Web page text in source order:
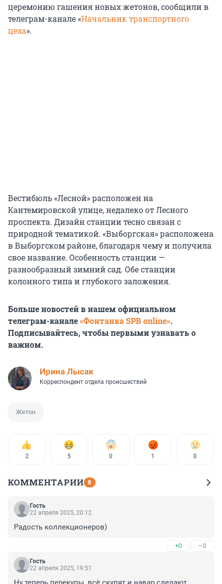
церемонию гашения новых жетонов, сообщили в
телеграм-канале «Начальник транспортного
цеха».
Вестибюль «Лесной» расположен на
Кантемировской улице, недалеко от Лесного
проспекта. Дизайн станции тесно связан с
природной тематикой. «Выборгская» расположена
в Выборгском районе, благодаря чему и получила
свое название. Особенность станции —
разнообразный зимний сад. Обе станции
колонного типа и глубокого заложения.
Больше новостей в нашем официальном
телеграм-канале«Фонтанка SPB online».
Подписывайтесь, чтобы первыми узнавать о
важном.
Ирина Лысак
Корреспондент отдела происшествий
Жетон
2 5 0 1 0
КОММЕНТАРИИ 8
Гость
22 апреля 2025, 20:12
Радость коллекционеров)
+0 –0
Гость
22 апреля 2025, 19:51